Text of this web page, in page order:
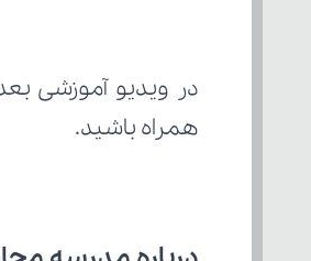
در ویدیو آموزشی
همراه باشید.